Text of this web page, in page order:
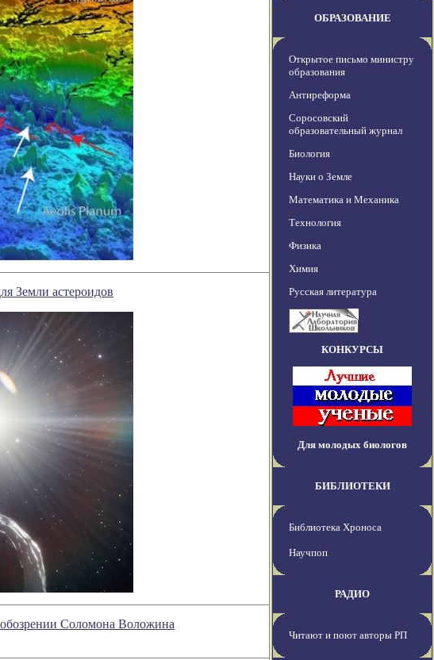
Земли астероидов
обозрении Соломона Воложина
ОБРАЗОВАНИЕ
Открытое письмо министру
образования
Антиреформа
Соросовский
образовательный журнал
Биология
Науки о Земле
Математика и Механика
Технология
Физика
Химия
Русская литература
КОНКУРСЫ
Для молодых биологов
БИБЛИОТЕКИ
Библиотека Хроноса
Научпоп
РАДИО
Читают и поют авторы РП